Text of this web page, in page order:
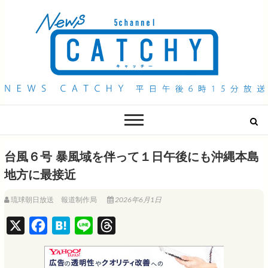
QAB NEWS Headline
台風６号 暴風域を伴って１日午後にも沖縄本島
地方に最接近
琉球朝日放送 報道制作局 2026年6月1日
a
c
H
a
t
i
n
h
r